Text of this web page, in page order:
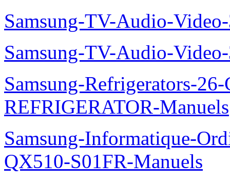
Samsung-TV-Audio-
Samsung-TV-Audio-
Samsung-Refrigerators-
REFRIGERATOR-Manuels
Samsung-Informatique-
QX510-S01FR-Manuels